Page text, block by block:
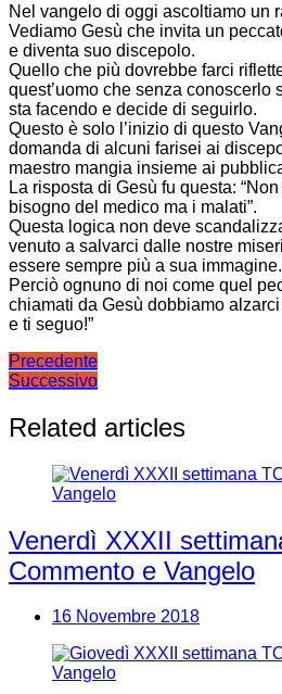
Nel vangelo di oggi ascoltiamo un
Vediamo Gesù che invita un
e diventa suo discepolo.
Quello che più dovrebbe farci
quest’uomo che senza conoscerlo
sta facendo e decide di seguirlo.
Questo è solo l’inizio di questo
domanda di alcuni farisei ai
maestro mangia insieme ai
La risposta di Gesù fu questa:
bisogno del medico ma i malati”.
Questa logica non deve
venuto a salvarci dalle nostre
essere sempre più a sua immagine.
Perciò ognuno di noi come quel
chiamati da Gesù dobbiamo
e ti seguo!”
Navigazione
articoli
Precedente
Successivo
Related articles
Venerdì XXXII
Commento e Vangelo
16 Novembre 2018